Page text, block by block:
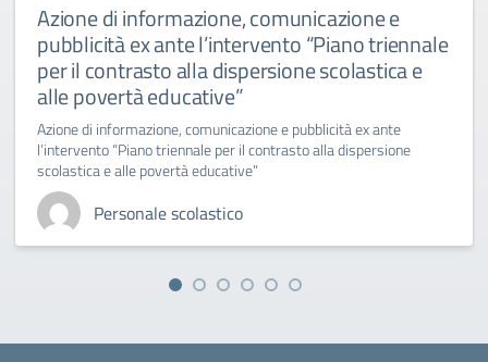
Azione di informazione, comunicazione e
pubblicità ex ante l’intervento “Piano triennale
per il contrasto alla dispersione scolastica e
alle povertà educative”
Azione di informazione, comunicazione e pubblicità ex ante
l’intervento “Piano triennale per il contrasto alla dispersione
scolastica e alle povertà educative”
Personale scolastico